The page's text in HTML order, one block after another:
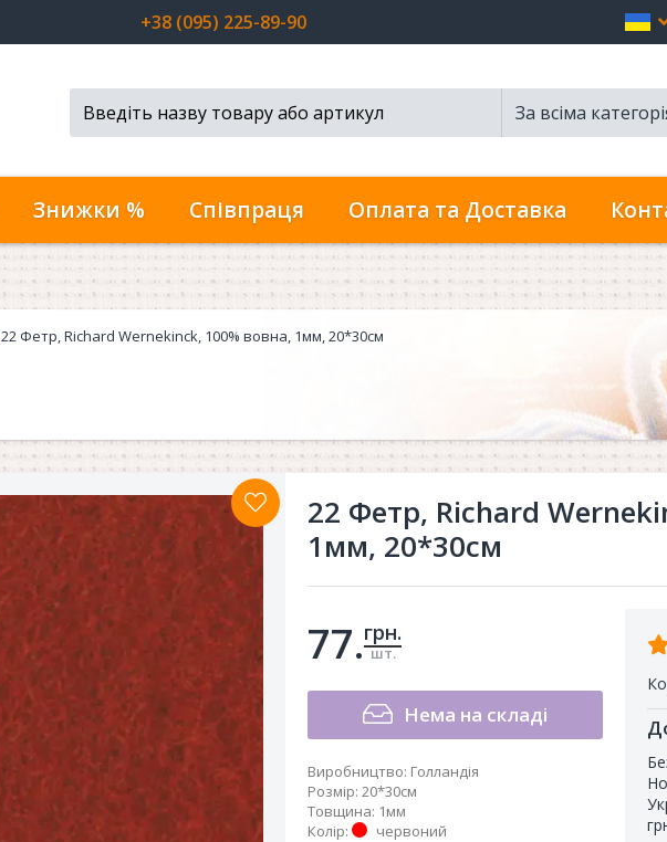
+38 (095) 225-89-90
За всіма
Знижки % Співпраця Оплата та Доставка
22 Фетр, Richard Wernekinck, 100% вовна, 1мм, 20*30см
22 Фетр, Richard
1мм, 20*30см
77.грн.
шт.
Нема на складі
Виробництво: Голландія
Розмір: 20*30см
Товщина: 1мм
Колір: червоний